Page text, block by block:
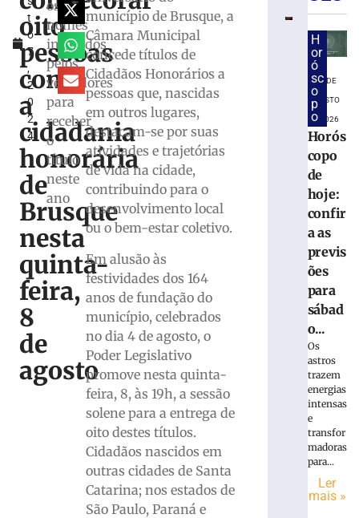
t
o
7
,
2
0
2
4
oito
pessoas
com
a
cidadania
honorária
de
Brusque
nesta
quinta-
feira,
8
de
agosto
os
nomes
indicados
pelos
vereadores
para
receber
o
título
neste
ano
município de Brusque, a
Câmara Municipal
concede títulos de
Cidadãos Honorários a
pessoas que, nascidas
em outros lugares,
destacam-se por suas
atividades e trajetórias
de vida na cidade,
contribuindo para o
desenvolvimento local
ou o bem-estar coletivo.
Em alusão às
festividades dos 164
anos de fundação do
município, celebrados
no dia 4 de agosto, o
Poder Legislativo
promove nesta quinta-
feira, 8, às 19h, a sessão
solene para a entrega de
oito destes títulos.
Cidadãos nascidos em
outras cidades de Santa
Catarina; nos estados de
São Paulo, Paraná e
Marco
Buzzi
pede
perda
cargo
por
infrações
agosto
mais
PRD
homologa
Jucineia
Ribeiro
Eckart
Deputada
Estadual
H
or
ó
sc
o
p
o
8 DE
AGOSTO
DE 2026
Horós
copo
de
hoje:
confir
a as
previs
ões
para
sábad
o...
Os
astros
trazem
energias
intensas
e
transfor
madoras
para...
Ler
mais »